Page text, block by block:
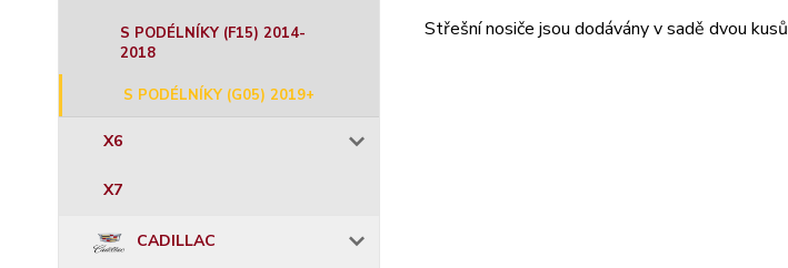
S PODÉLNÍKY (F15) 2014-
2018
S PODÉLNÍKY (G05) 2019+
X6
X7
CADILLAC
Střešní nosiče jsou dodávány v sadě dvou kusů